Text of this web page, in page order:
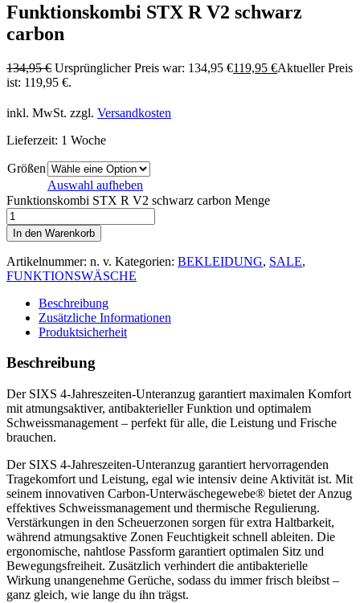
Funktionskombi STX R V2 schwarz
carbon
134,95€ Ursprünglicher Preis war: 134,95 €119,95 €Aktueller Preis
ist: 119,95 €.
inkl. MwSt. zzgl. Versandkosten
Lieferzeit: 1 Woche
Größen
Auswahl aufheben
Funktionskombi STX R V2 schwarz carbon Menge
In den Warenkorb
Artikelnummer: n. v. Kategorien: BEKLEIDUNG, SALE,
FUNKTIONSWÄSCHE
Beschreibung
Zusätzliche Informationen
Produktsicherheit
Beschreibung
Der SIXS 4-Jahreszeiten-Unteranzug garantiert maximalen Komfort
mit atmungsaktiver, antibakterieller Funktion und optimalem
Schweissmanagement – perfekt für alle, die Leistung und Frische
brauchen.
Der SIXS 4-Jahreszeiten-Unteranzug garantiert hervorragenden
Tragekomfort und Leistung, egal wie intensiv deine Aktivität ist. Mit
seinem innovativen Carbon-Unterwäschegewebe® bietet der Anzug
effektives Schweissmanagement und thermische Regulierung.
Verstärkungen in den Scheuerzonen sorgen für extra Haltbarkeit,
während atmungsaktive Zonen Feuchtigkeit schnell ableiten. Die
ergonomische, nahtlose Passform garantiert optimalen Sitz und
Bewegungsfreiheit. Zusätzlich verhindert die antibakterielle
Wirkung unangenehme Gerüche, sodass du immer frisch bleibst –
ganz gleich, wie lange du ihn trägst.